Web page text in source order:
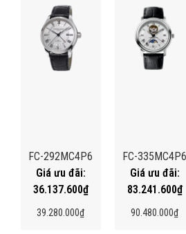
FC-292MC4P6
39.280.000₫
36.137.600₫
FC-335MC4P6
90.480.000₫
83.241.600₫